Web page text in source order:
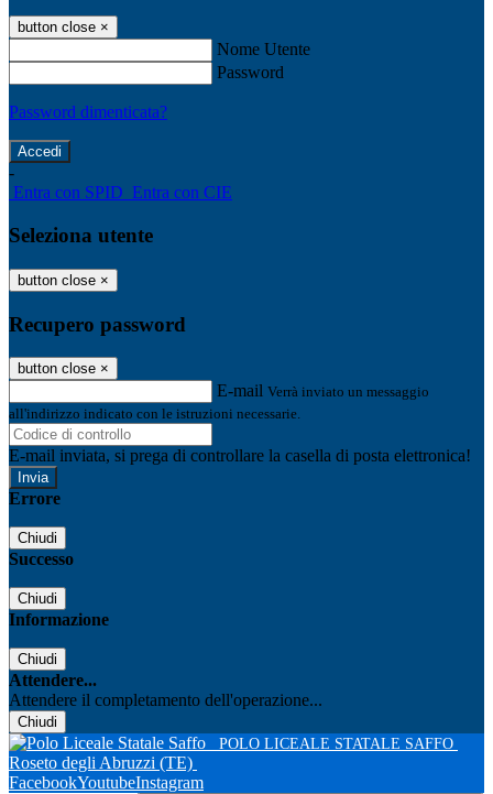
button close ×
Nome Utente
Password
Password dimenticata?
-
Entra con SPID Entra con CIE
Seleziona utente
button close ×
Recupero password
button close ×
E-mail Verrà inviato un messaggio
all'indirizzo indicato con le istruzioni necessarie.
E-mail inviata, si prega di controllare la casella di posta elettronica!
Errore
Chiudi
Successo
Chiudi
Informazione
Chiudi
Attendere...
Attendere il completamento dell'operazione...
Chiudi
POLO LICEALE STATALE SAFFO
Roseto degli Abruzzi (TE)
FacebookYoutubeInstagram